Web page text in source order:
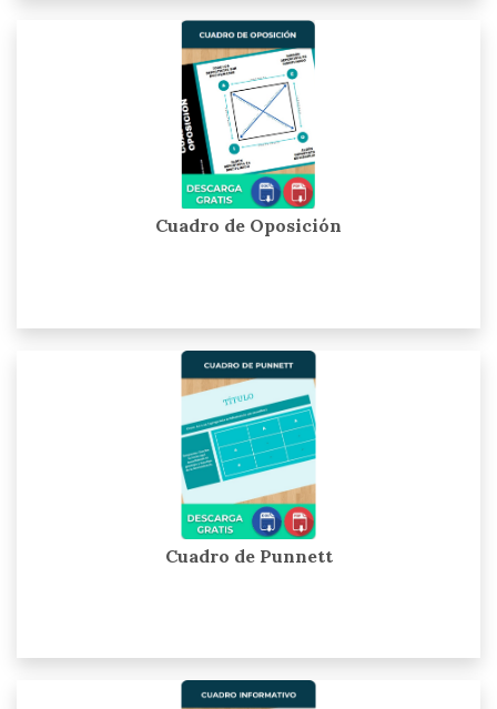
Cuadro de Oposición
Cuadro de Punnett